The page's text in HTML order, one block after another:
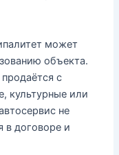
может
объекта.
с
культурные или
не
в договоре и